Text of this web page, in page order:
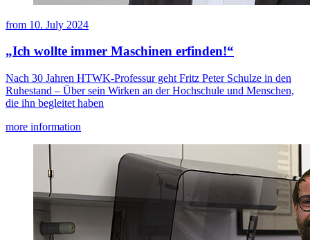
from 10. July 2024
„Ich wollte immer Maschinen erfinden!“
Nach 30 Jahren HTWK-Professur geht Fritz Peter Schulze in den
Ruhestand – Über sein Wirken an der Hochschule und Menschen,
die ihn begleitet haben
more information